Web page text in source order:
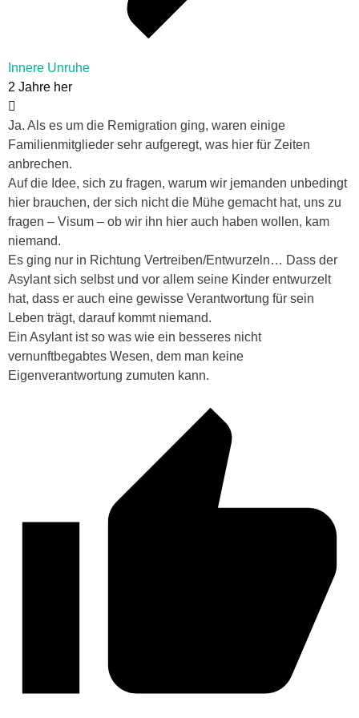
Innere Unruhe
2 Jahre her
Ja. Als es um die Remigration ging, waren einige
Familienmitglieder sehr aufgeregt, was hier für Zeiten
anbrechen.
Auf die Idee, sich zu fragen, warum wir jemanden unbedingt
hier brauchen, der sich nicht die Mühe gemacht hat, uns zu
fragen – Visum – ob wir ihn hier auch haben wollen, kam
niemand.
Es ging nur in Richtung Vertreiben/Entwurzeln… Dass der
Asylant sich selbst und vor allem seine Kinder entwurzelt
hat, dass er auch eine gewisse Verantwortung für sein
Leben trägt, darauf kommt niemand.
Ein Asylant ist so was wie ein besseres nicht
vernunftbegabtes Wesen, dem man keine
Eigenverantwortung zumuten kann.